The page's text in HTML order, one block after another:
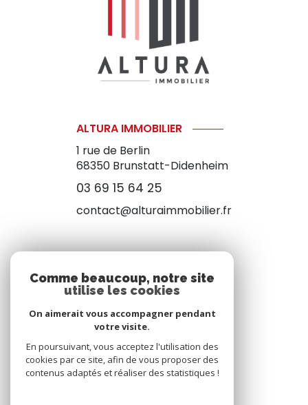
ALTURA IMMOBILIER
1 rue de Berlin
68350 Brunstatt-Didenheim
03 69 15 64 25
contact@alturaimmobilier.fr
NOUS SUIVRE
Comme beaucoup, notre site
utilise les cookies
On aimerait vous accompagner pendant
votre visite.
En poursuivant, vous acceptez l'utilisation des
cookies par ce site, afin de vous proposer des
contenus adaptés et réaliser des statistiques !